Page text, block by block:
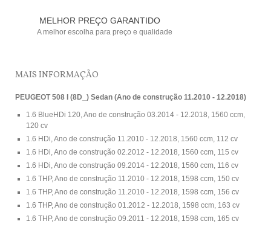
MELHOR PREÇO GARANTIDO
A melhor escolha para preço e qualidade
MAIS INFORMAÇÃO
PEUGEOT 508 I (8D_) Sedan (Ano de construção 11.2010 - 12.2018)
1.6 BlueHDi 120, Ano de construção 03.2014 - 12.2018, 1560 ccm,
120 cv
1.6 HDi, Ano de construção 11.2010 - 12.2018, 1560 ccm, 112 cv
1.6 HDi, Ano de construção 02.2012 - 12.2018, 1560 ccm, 115 cv
1.6 HDi, Ano de construção 09.2014 - 12.2018, 1560 ccm, 116 cv
1.6 THP, Ano de construção 11.2010 - 12.2018, 1598 ccm, 150 cv
1.6 THP, Ano de construção 11.2010 - 12.2018, 1598 ccm, 156 cv
1.6 THP, Ano de construção 01.2012 - 12.2018, 1598 ccm, 163 cv
1.6 THP, Ano de construção 09.2011 - 12.2018, 1598 ccm, 165 cv